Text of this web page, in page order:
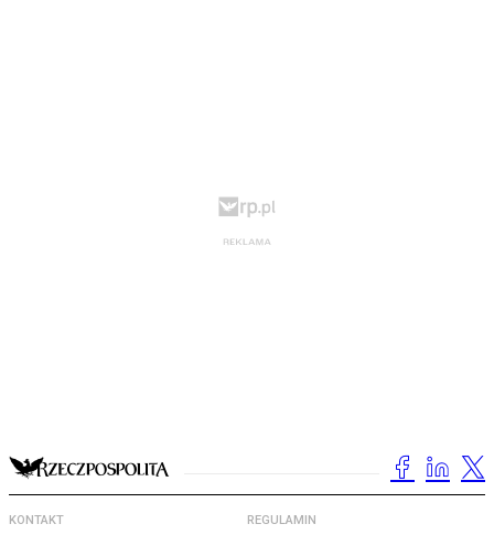
KONTAKT REGULAMIN